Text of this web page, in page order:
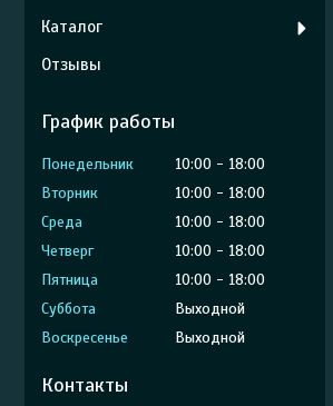
Каталог
Отзывы
График работы
Понедельник 10:00
18:00
Вторник
10:00
18:00
Среда
10:00
18:00
Четверг
10:00
18:00
Пятница
10:00
18:00
Суббота
Выходной
Воскресенье
Выходной
Контакты